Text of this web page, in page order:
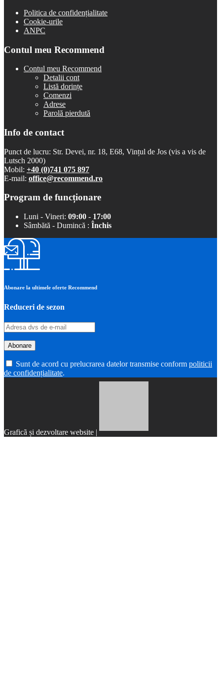
Politica de confidențialitate
Cookie-urile
ANPC
Contul meu Recommend
Contul meu Recommend
Detalii cont
Listă dorințe
Comenzi
Adrese
Parolă pierdută
Info de contact
Punct de lucru: Str. Devei, nr. 18, E68, Vințul de Jos (vis a vis de
Lutsch 2000)
Mobil: +40 (0)741 075 897
E-mail: office@recommend.ro
Program de funcționare
Luni - Vineri: 09:00 - 17:00
Sâmbătă - Dumincă : Închis
Abonare la ultimele oferte Recommend
Reduceri de sezon
Sunt de acord cu prelucrarea datelor transmise conform politicii
de confidențialitate.